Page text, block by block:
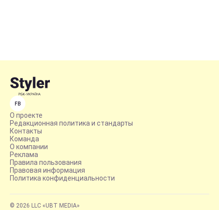
FB
О проекте
Редакционная политика и стандарты
Контакты
Команда
О компании
Реклама
Правила пользования
Правовая информация
Политика конфиденциальности
© 2026 LLC «UBT MEDIA»